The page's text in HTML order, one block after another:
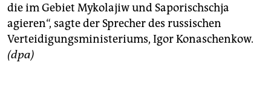
die im Gebiet Mykolajiw und Saporischschja
agieren“, sagte der Sprecher des russischen
Verteidigungsministeriums, Igor Konaschenkow.
(dpa)